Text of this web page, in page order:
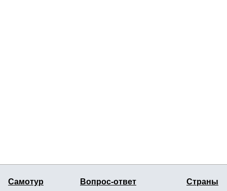
Самотур Вопрос-ответ Страны